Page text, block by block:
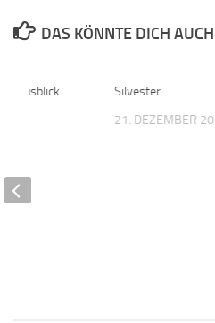
DAS KÖNNTE DICH
Silvester
21. DEZEMBER
+ Ausblick